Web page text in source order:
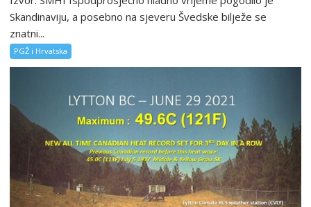
Skandinaviju, a posebno na sjeveru Švedske bilježe se
znatni...
PGŽ i Hrvatska